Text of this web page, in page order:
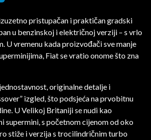
pristupačan i praktičan gradski
u benzinskoj i električnoj verziji – s vrlo
U vremenu kada proizvođači sve manje
Fiat se vratio onome što zna
originalne detalje i
izgled, što podsjeća na prvobitnu
U Velikoj Britaniji se nudi kao
supermini, s početnom cijenom od oko
stiže i verzija s trocilindričnim turbo